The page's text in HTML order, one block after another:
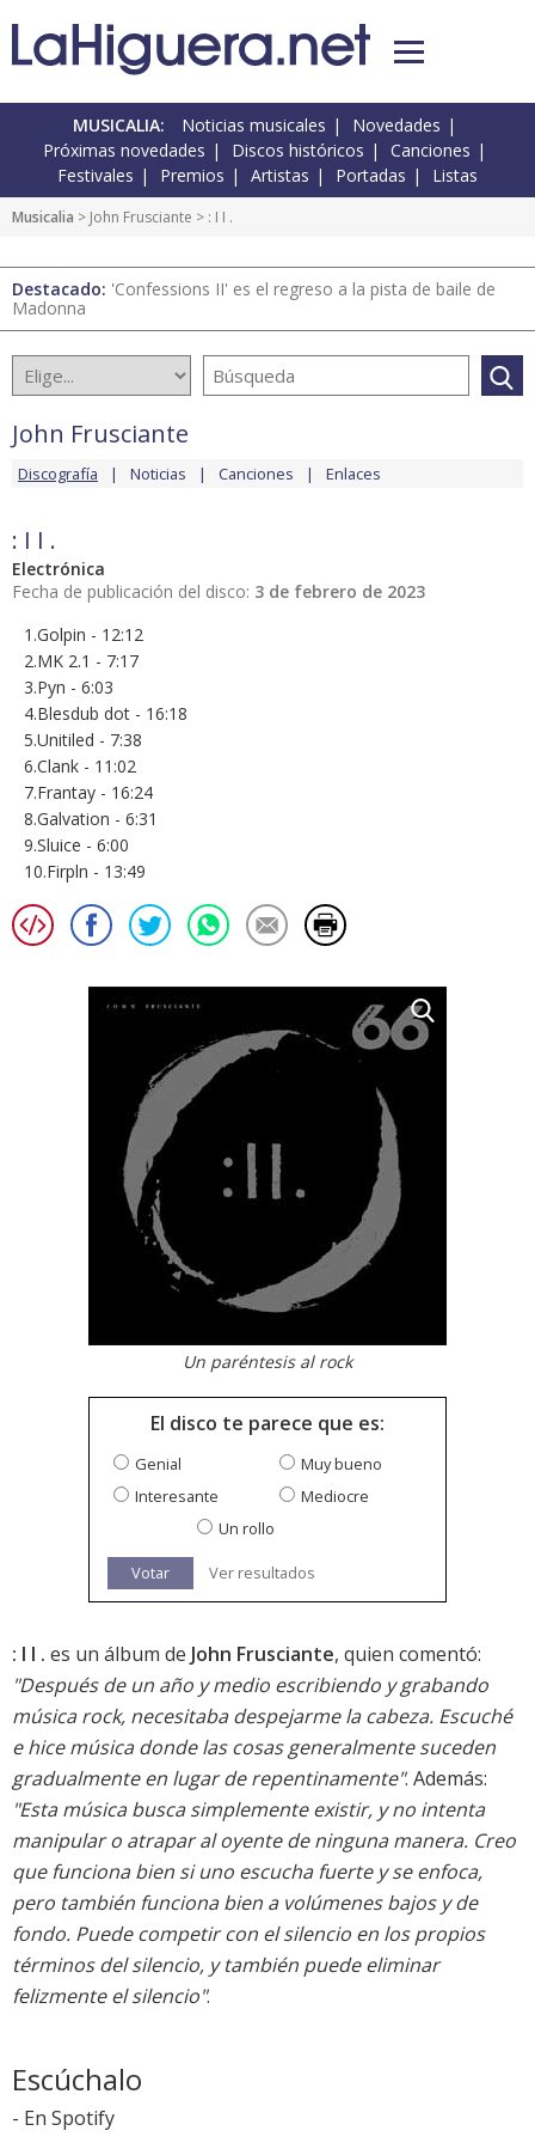
MUSICALIA: Noticias musicales
Novedades
Próximas novedades
Discos históricos
Canciones
Festivales
Premios Artistas Portadas Listas
Musicalia > John Frusciante > : I I .
Destacado: 'Confessions II' es el regreso a la pista de baile de
Madonna
John Frusciante
Discografía Noticias Canciones Enlaces
: I I .
Electrónica
Fecha de publicación del disco: 3 de febrero de 2023
1.Golpin - 12:12
2.MK 2.1 - 7:17
3.Pyn - 6:03
4.Blesdub dot - 16:18
5.Unitiled - 7:38
6.Clank - 11:02
7.Frantay - 16:24
8.Galvation - 6:31
9.Sluice - 6:00
10.Firpln - 13:49
Un paréntesis al rock
El disco te parece que es:
Genial
Muy bueno
Interesante
Mediocre
Un rollo
Votar Ver resultados
: I I . es un álbum de John Frusciante, quien comentó:
"Después de un año y medio escribiendo y grabando
música rock, necesitaba despejarme la cabeza. Escuché
e hice música donde las cosas generalmente suceden
gradualmente en lugar de repentinamente". Además:
"Esta música busca simplemente existir, y no intenta
manipular o atrapar al oyente de ninguna manera. Creo
que funciona bien si uno escucha fuerte y se enfoca,
pero también funciona bien a volúmenes bajos y de
fondo. Puede competir con el silencio en los propios
términos del silencio, y también puede eliminar
felizmente el silencio".
Escúchalo
- En Spotify